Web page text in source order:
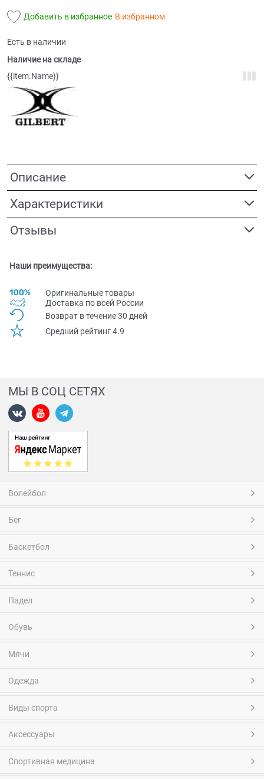
Добавить в избранное В избранном
Есть в наличии
Наличие на складе
{{item.Name}}
Описание
Характеристики
Отзывы
Наши преимущества:
Оригинальные товары
Доставка по всей Pоссии
Возврат в течение 30 дней
Средний рейтинг 4.9
МЫ В СОЦ СЕТЯХ
Волейбол
Бег
Баскетбол
Теннис
Падел
Обувь
Мячи
Одежда
Виды спорта
Аксессуары
Спортивная медицина